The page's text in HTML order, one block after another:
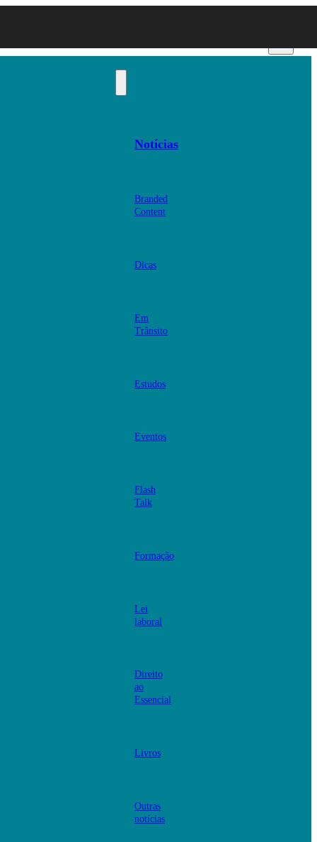
Notícias
Branded
Content
Dicas
Em
Trânsito
Estudos
Eventos
Flash
Talk
Formação
Lei
laboral
Direito
ao
Essencial
Livros
Outras
notícias